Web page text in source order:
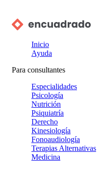
Inicio
Ayuda
Para consultantes
Especialidades
Psicología
Nutrición
Psiquiatría
Derecho
Kinesiología
Fonoaudiología
Terapias Alternativas
Medicina